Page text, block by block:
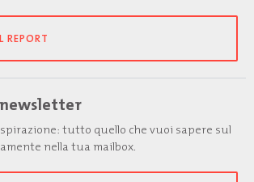
REPORT
tutto quello che vuoi sapere sul
nella tua mailbox.